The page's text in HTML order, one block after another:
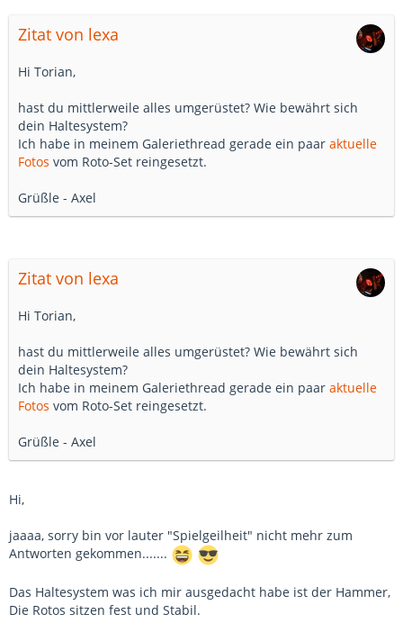
Zitat von lexa
Hi Torian,
hast du mittlerweile alles umgerüstet? Wie bewährt sich
dein Haltesystem?
Ich habe in meinem Galeriethread gerade ein paar aktuelle
Fotos vom Roto-Set reingesetzt.
Grüßle - Axel
Zitat von lexa
Hi Torian,
hast du mittlerweile alles umgerüstet? Wie bewährt sich
dein Haltesystem?
Ich habe in meinem Galeriethread gerade ein paar aktuelle
Fotos vom Roto-Set reingesetzt.
Grüßle - Axel
Hi,
jaaaa, sorry bin vor lauter "Spielgeilheit" nicht mehr zum
Antworten gekommen.......
Das Haltesystem was ich mir ausgedacht habe ist der Hammer,
Die Rotos sitzen fest und Stabil.